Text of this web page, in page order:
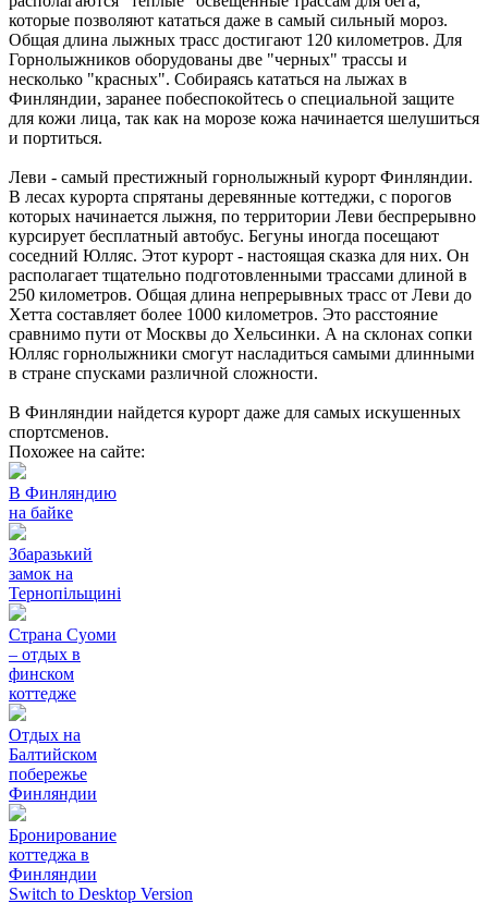
которые позволяют кататься даже в самый сильный мороз.
Общая длина лыжных трасс достигают 120 километров. Для
Горнолыжников оборудованы две "черных" трассы и
несколько "красных". Собираясь кататься на лыжах в
Финляндии, заранее побеспокойтесь о специальной защите
для кожи лица, так как на морозе кожа начинается шелушиться
и портиться.
Леви - самый престижный горнолыжный курорт Финляндии.
В лесах курорта спрятаны деревянные коттеджи, с порогов
которых начинается лыжня, по территории Леви беспрерывно
курсирует бесплатный автобус. Бегуны иногда посещают
соседний Юлляс. Этот курорт - настоящая сказка для них. Он
располагает тщательно подготовленными трассами длиной в
250 километров. Общая длина непрерывных трасс от Леви до
Хетта составляет более 1000 километров. Это расстояние
сравнимо пути от Москвы до Хельсинки. А на склонах сопки
Юлляс горнолыжники смогут насладиться самыми длинными
в стране спусками различной сложности.
В Финляндии найдется курорт даже для самых искушенных
спортсменов.
Похожее на сайте:
В Финляндию
на байке
Збаразький
замок на
Тернопільщині
Страна Суоми
– отдых в
финском
коттедже
Отдых на
Балтийском
побережье
Финляндии
Бронирование
коттеджа в
Финляндии
Switch to Desktop Version